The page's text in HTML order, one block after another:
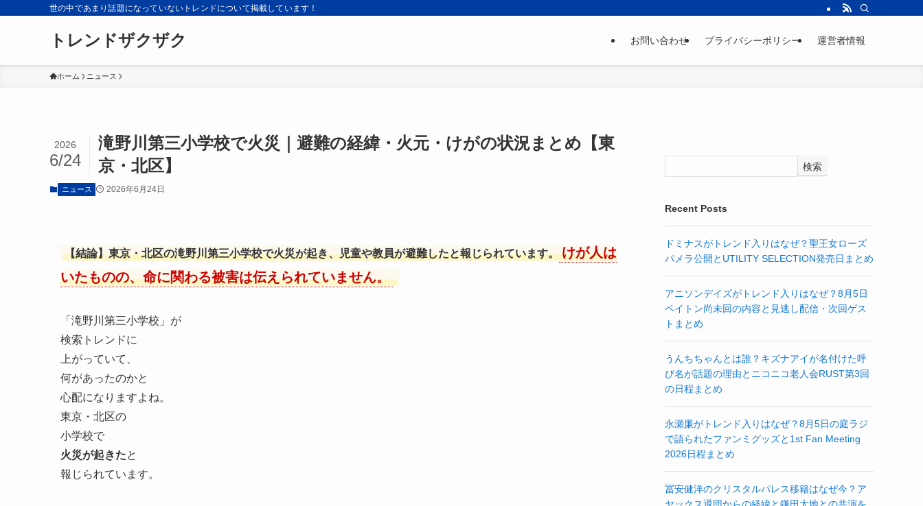
世の中であまり話題になっていないトレンドについて掲載しています！
トレンドザクザク お問い合わせ プライバシーポリシー 運営者情報
ホーム ニュース
滝野川第三小学校で火災｜避難の経緯・火元・けがの状況まとめ【東
京・北区】
2026
6/24
ニュース 2026年6月24日
【結論】東京・北区の滝野川第三小学校で火災が起き、児童や教員が避難したと報じられています。 けが人は
いたものの、命に関わる被害は伝えられていません。
「滝野川第三小学校」が
検索トレンドに
上がっていて、
何があったのかと
心配になりますよね。
東京・北区の
小学校で
火災が起きたと
報じられています。
検索
Recent Posts
ドミナスがトレンド入りはなぜ？聖王女ローズ
パメラ公開とUTILITY SELECTION発売日まとめ
アニソンデイズがトレンド入りはなぜ？8月5日
ペイトン尚未回の内容と見逃し配信・次回ゲス
トまとめ
うんちちゃんとは誰？キズナアイが名付けた呼
び名が話題の理由とニコニコ老人会RUST第3回
の日程まとめ
永瀬廉がトレンド入りはなぜ？8月5日の庭ラジ
で語られたファンミグッズと1st Fan Meeting
2026日程まとめ
冨安健洋のクリスタルパレス移籍はなぜ今？ア